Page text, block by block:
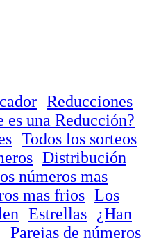
Reducciones
es una Reducción?
Todos los sorteos
Distribución
números mas
mas frios Los
Estrellas
¿Han
Parejas de números